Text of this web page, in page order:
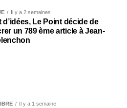
Il y a 2 semaines
d’idées, Le Point décide de
un 789 ème article à Jean-
Il y a 1 semaine